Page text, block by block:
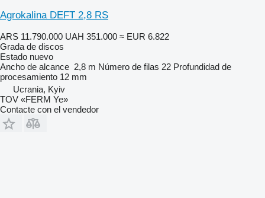
Agrokalina DEFT 2,8 RS
ARS 11.790.000 UAH 351.000 ≈ EUR 6.822
Grada de discos
Estado nuevo
Ancho de alcance 2,8 m Número de filas 22 Profundidad de
procesamiento 12 mm
Ucrania, Kyiv
TOV «FERM Ye»
Contacte con el vendedor